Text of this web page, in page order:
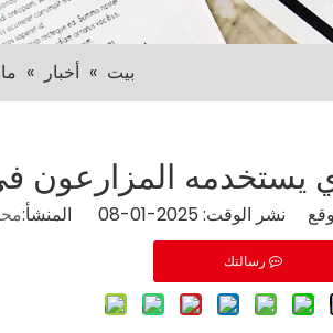
بيت » أخبار »
يستخدمه المزارعون
2025-01-08 المنشأ:
رسالتك